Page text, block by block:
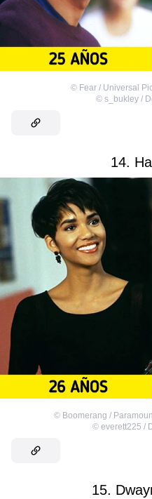
© Fear / Universal
© s_bukley /
14.
© Boomerang /
© everett225 /
15.